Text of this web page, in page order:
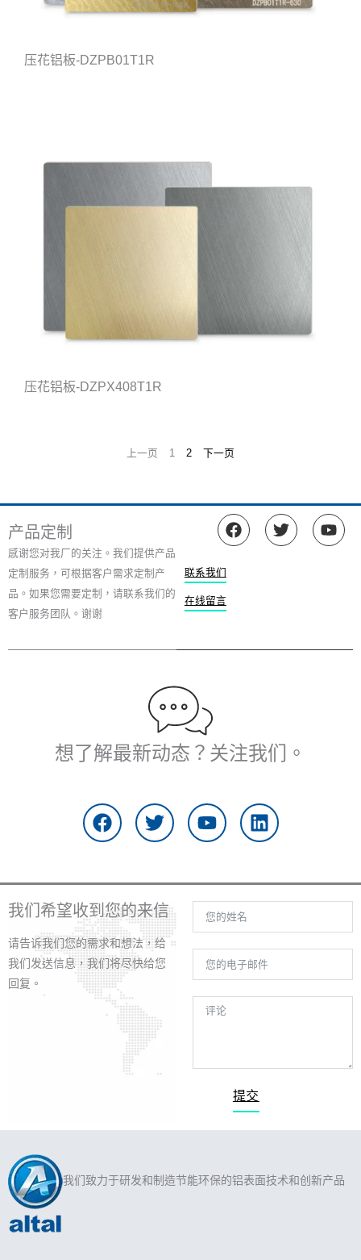
压花铝板-DZPB01T1R
压花铝板-DZPX408T1R
上一页 1 2 下一页
产品定制
感谢您对我厂的关注。我们提供产品
定制服务，可根据客户需求定制产
品。如果您需要定制，请联系我们的
客户服务团队。谢谢
在
F
k
推
特
Y
o
联系我们
在线留言
想了解最新动态？关注我们。
F
a
c
b
o
o
k
上
特
o
u
t
b
e
i
n
k
d
i
我们希望收到您的来信
请告诉我们您的需求和想法，给
我们发送信息，我们将尽快给您
回复。
提交
我们致力于研发和制造节能环保的铝表面技术和创新产品